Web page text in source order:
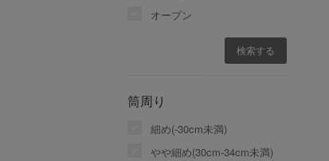
オープン
筒周り
細め(-30cm未満)
やや細め(30cm-34cm未満)